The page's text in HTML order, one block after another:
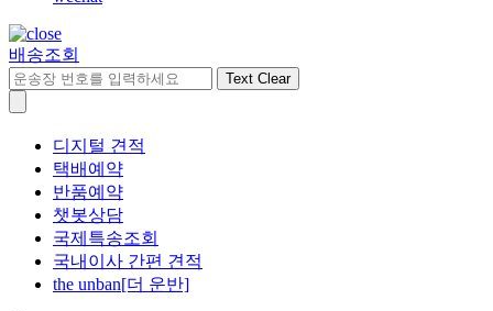
배송조회
Text Clear
디지털 견적
택배예약
반품예약
챗봇상담
국제특송조회
국내이사 간편 견적
the unban[더 운반]